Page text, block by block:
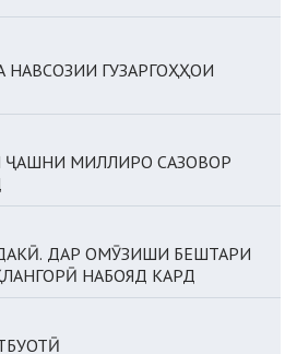
НАВСОЗИИ ГУЗАРГОҲҲОИ
ҶАШНИ МИЛЛИРО САЗОВОР
ДАР ОМӮЗИШИ БЕШТАРИ
НАБОЯД КАРД